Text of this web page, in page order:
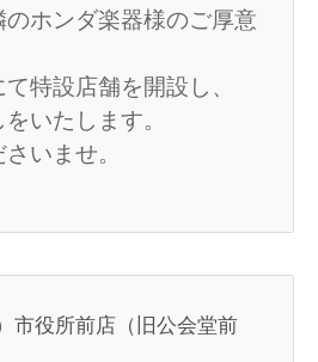
ホンダ楽器様のご厚意
特設店舗を開設し、
いたします。
いませ。
役所前店（旧公会堂前